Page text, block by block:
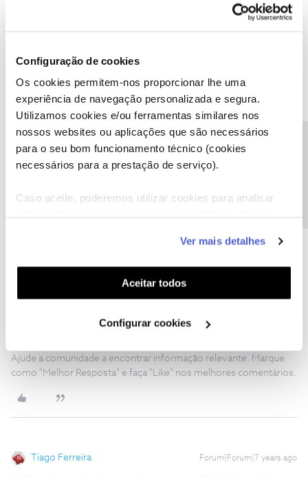
Configuração de cookies
Os cookies permitem-nos proporcionar lhe uma
experiência de navegação personalizada e segura.
Utilizamos cookies e/ou ferramentas similares nos
nossos websites ou aplicações que são necessários
para o seu bom funcionamento técnico (cookies
necessários para a prestação de serviço).
Caso aceite, poderemos utilizar cookies para analisar
funcionalidades (cookies de personalização e
funcionalidade) e adaptar anúncios aos seus interesses
(cookies de publicidade personalizada). Pode gerir a
utilização dos cookies clicando em "Configurar
Ver mais detalhes
Aceitar todos
Configurar cookies
cenourinha Forum|Forum|7 years ago
Boa noite,
Gostaria de saber qual o estado da implementação do suporte a
IPv6 na rede NOS e se é possível solicitar a activação desse
Carolina V. Forum|Forum|7 years ago
Se surgirem novidades, divulgamos no canais habituais. 🙂
Ajude a comunidade a encontrar informação relevante. Marque
como "Melhor Resposta" e faça "Like" nos melhores comentários.
Tiago Ferreira Forum|Forum|7 years ago